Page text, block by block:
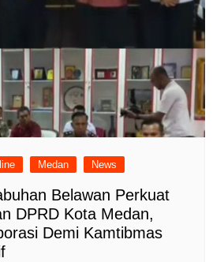
Medan News
Belawan Perkuat
DPRD Kota Medan,
Demi Kamtibmas